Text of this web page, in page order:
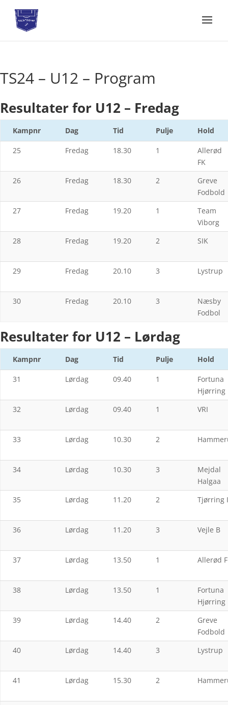
TS24 – U12 – Program
Resultater for U12 – Fredag
Kampnr Dag Tid Pulje Hold
25 Fredag 18.30 1
Allerød
FK
26
Fredag 18.30 2
Greve
Fodbold
27
Fredag 19.20 1
Team
Viborg
28
Fredag 19.20 2 SIK
29 Fredag 20.10 3 Lystrup
30 Fredag 20.10 3
Næsby
Fodbol
Resultater for U12 – Lørdag
Kampnr Dag Tid Pulje Hold
31 Lørdag 09.40 1
Fortuna
Hjørring
32
Lørdag 09.40 1 VRI
33 Lørdag 10.30 2
34 Lørdag 10.30 3
Mejdal
Halgaa
35
Lørdag 11.20 2 Tjørring
36 Lørdag 11.20 3 Vejle B
37 Lørdag 13.50 1 Allerød
38 Lørdag 13.50 1
Fortuna
Hjørring
39
Lørdag 14.40 2
Greve
Fodbold
40
Lørdag 14.40 3 Lystrup
41 Lørdag 15.30 2